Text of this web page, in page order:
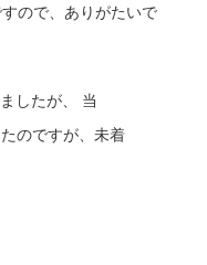
ので、ありがたいで
したが、 当
のですが、未着